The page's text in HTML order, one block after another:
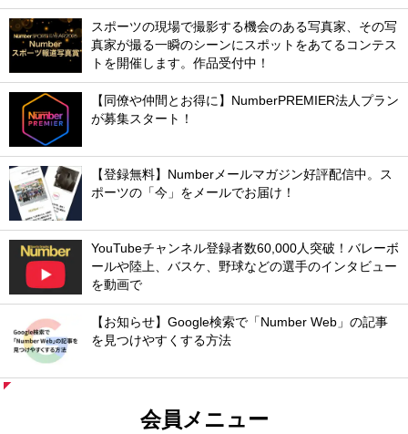
スポーツの現場で撮影する機会のある写真家、その写
真家が撮る一瞬のシーンにスポットをあてるコンテス
トを開催します。作品受付中！
【同僚や仲間とお得に】NumberPREMIER法人プラン
が募集スタート！
【登録無料】Numberメールマガジン好評配信中。ス
ポーツの「今」をメールでお届け！
YouTubeチャンネル登録者数60,000人突破！バレーボ
ールや陸上、バスケ、野球などの選手のインタビュー
を動画で
【お知らせ】Google検索で「Number Web」の記事
を見つけやすくする方法
会員メニュー